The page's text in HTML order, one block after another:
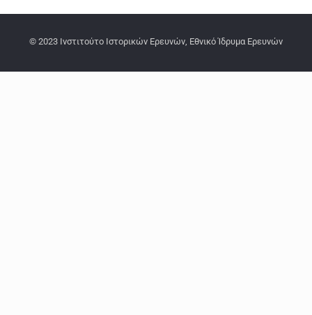
© 2023 Ινστιτούτο Ιστορικών Ερευνών, Εθνικό Ίδρυμα Ερευνών